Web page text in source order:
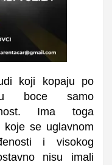
koji kopaju po
boce samo
Ima toga
se uglavnom
i visokog
nisu imali